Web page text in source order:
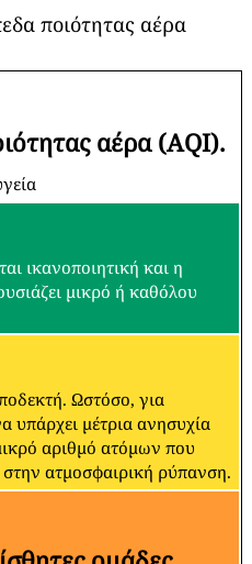
ποιότητας αέρα
αέρα (AQI).
ικανοποιητική και η
μικρό ή καθόλου
Ωστόσο, για
υπάρχει μέτρια ανησυχία
αριθμό ατόμων που
στην ατμοσφαιρική ρύπανση.